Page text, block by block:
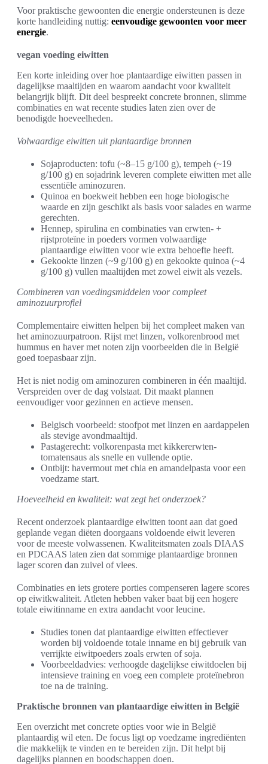
Voor praktische gewoonten die energie ondersteunen is deze
korte handleiding nuttig: eenvoudige gewoonten voor meer
energie.
vegan voeding eiwitten
Een korte inleiding over hoe plantaardige eiwitten passen in
dagelijkse maaltijden en waarom aandacht voor kwaliteit
belangrijk blijft. Dit deel bespreekt concrete bronnen, slimme
combinaties en wat recente studies laten zien over de
benodigde hoeveelheden.
Volwaardige eiwitten uit plantaardige bronnen
Sojaproducten: tofu (~8–15 g/100 g), tempeh (~19
g/100 g) en sojadrink leveren complete eiwitten met alle
essentiële aminozuren.
Quinoa en boekweit hebben een hoge biologische
waarde en zijn geschikt als basis voor salades en warme
gerechten.
Hennep, spirulina en combinaties van erwten- +
rijstproteïne in poeders vormen volwaardige
plantaardige eiwitten voor wie extra behoefte heeft.
Gekookte linzen (~9 g/100 g) en gekookte quinoa (~4
g/100 g) vullen maaltijden met zowel eiwit als vezels.
Combineren van voedingsmiddelen voor compleet
aminozuurprofiel
Complementaire eiwitten helpen bij het compleet maken van
het aminozuurpatroon. Rijst met linzen, volkorenbrood met
hummus en haver met noten zijn voorbeelden die in België
goed toepasbaar zijn.
Het is niet nodig om aminozuren combineren in één maaltijd.
Verspreiden over de dag volstaat. Dit maakt plannen
eenvoudiger voor gezinnen en actieve mensen.
Belgisch voorbeeld: stoofpot met linzen en aardappelen
als stevige avondmaaltijd.
Pastagerecht: volkorenpasta met kikkererwten-
tomatensaus als snelle en vullende optie.
Ontbijt: havermout met chia en amandelpasta voor een
voedzame start.
Hoeveelheid en kwaliteit: wat zegt het onderzoek?
Recent onderzoek plantaardige eiwitten toont aan dat goed
geplande vegan diëten doorgaans voldoende eiwit leveren
voor de meeste volwassenen. Kwaliteitsmaten zoals DIAAS
en PDCAAS laten zien dat sommige plantaardige bronnen
lager scoren dan zuivel of vlees.
Combinaties en iets grotere porties compenseren lagere scores
op eiwitkwaliteit. Atleten hebben vaker baat bij een hogere
totale eiwitinname en extra aandacht voor leucine.
Studies tonen dat plantaardige eiwitten effectiever
worden bij voldoende totale inname en bij gebruik van
verrijkte eiwitpoeders zoals erwten of soja.
Voorbeeldadvies: verhoogde dagelijkse eiwitdoelen bij
intensieve training en voeg een complete proteïnebron
toe na de training.
Praktische bronnen van plantaardige eiwitten in België
Een overzicht met concrete opties voor wie in België
plantaardig wil eten. De focus ligt op voedzame ingrediënten
die makkelijk te vinden en te bereiden zijn. Dit helpt bij
dagelijks plannen en boodschappen doen.